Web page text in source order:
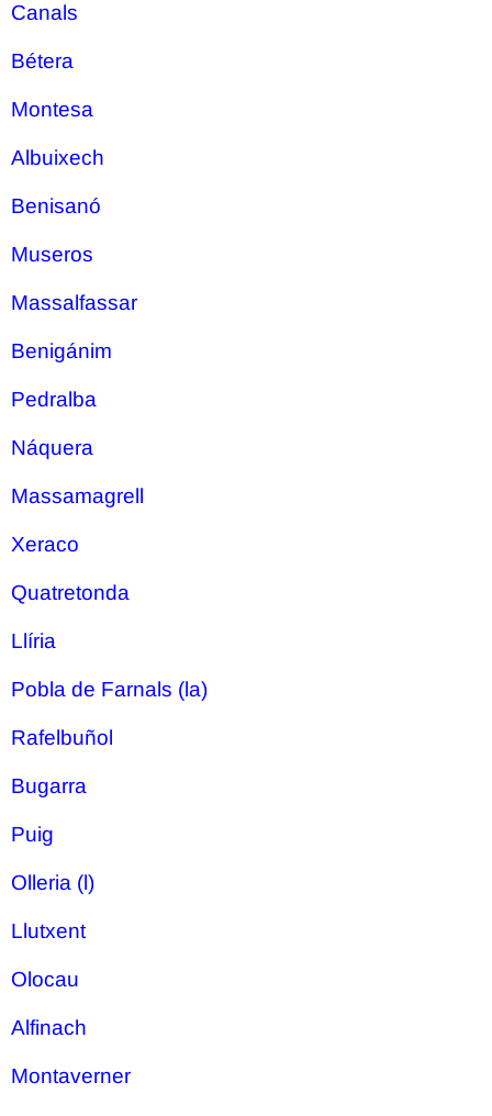
Canals
Bétera
Montesa
Albuixech
Benisanó
Museros
Massalfassar
Benigánim
Pedralba
Náquera
Massamagrell
Xeraco
Quatretonda
Llíria
Pobla de Farnals (la)
Rafelbuñol
Bugarra
Puig
Olleria (l)
Llutxent
Olocau
Alfinach
Montaverner